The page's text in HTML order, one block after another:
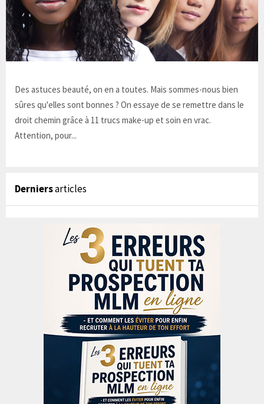
Des astuces beauté, on en a toutes. Mais sommes-nous bien
sûres qu'elles sont bonnes ? On essaye de se remettre dans le
droit chemin grâce à 11 trucs make-up et soin en vrac.
Attention, pour...
Derniersarticles